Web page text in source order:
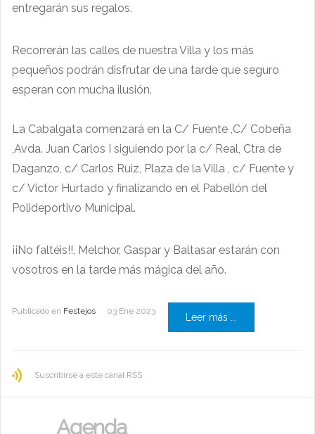
entregarán sus regalos.
Recorrerán las calles de nuestra Villa y los más
pequeños podrán disfrutar de una tarde que seguro
esperan con mucha ilusión.
La Cabalgata comenzará en la C/ Fuente ,C/ Cobeña
,Avda. Juan Carlos I siguiendo por la c/ Real, Ctra de
Daganzo, c/ Carlos Ruiz, Plaza de la Villa , c/ Fuente y
c/ Victor Hurtado y finalizando en el Pabellón del
Polideportivo Municipal.
¡¡No faltéis!!, Melchor, Gaspar y Baltasar estarán con
vosotros en la tarde más mágica del año.
Publicado en Festejos 03 Ene 2023
Leer más ...
Suscribirse a este canal RSS
Agenda